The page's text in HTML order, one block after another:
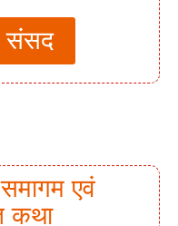
संसद
एवं
कथा